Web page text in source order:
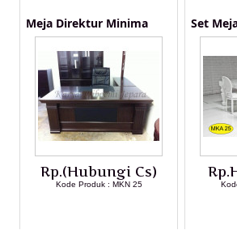
Meja Direktur Minima
Rp.(Hubungi Cs)
Kode Produk : MKN 25
Set